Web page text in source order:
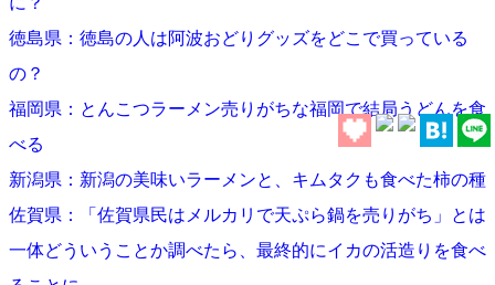
徳島県：徳島の人は阿波おどりグッズをどこで買っている
の？
福岡県：とんこつラーメン売りがちな福岡で結局うどんを食
べる
新潟県：新潟の美味いラーメンと、キムタクも食べた柿の種
佐賀県：「佐賀県民はメルカリで天ぷら鍋を売りがち」とは
一体どういうことか調べたら、最終的にイカの活造りを食べ